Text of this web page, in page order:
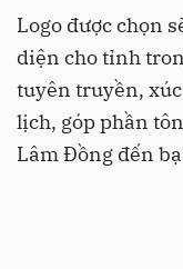
Logo được chọn
diện cho tỉnh
tuyên truyền,
lịch, góp phần
Lâm Đồng đến